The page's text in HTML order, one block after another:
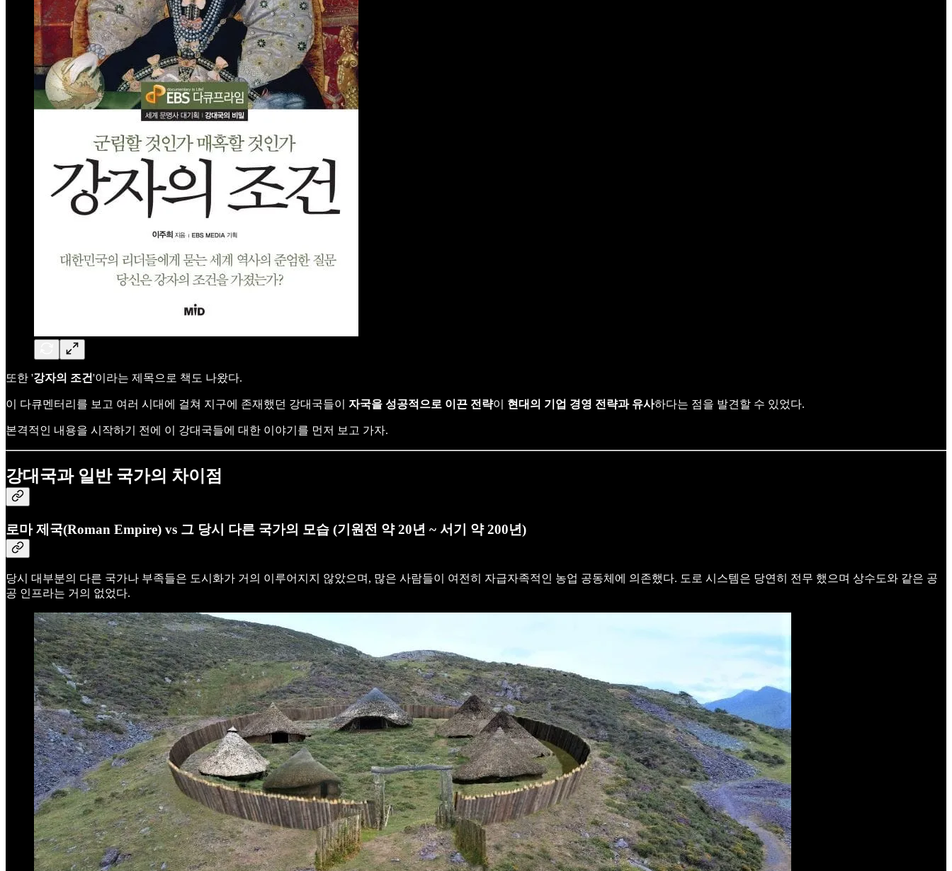
또한 '강자의 조건'이라는 제목으로 책도 나왔다.
이 다큐멘터리를 보고 여러 시대에 걸쳐 지구에 존재했던 강대국들이 자국을 성공적으로 이끈 전략이 현대의 기업 경영 전략과 유사하다는 점을 발견할 수 있었다.
본격적인 내용을 시작하기 전에 이 강대국들에 대한 이야기를 먼저 보고 가자.
강대국과 일반 국가의 차이점
로마 제국(Roman Empire) vs 그 당시 다른 국가의 모습 (기원전 약 20년 ~ 서기 약 200년)
당시 대부분의 다른 국가나 부족들은 도시화가 거의 이루어지지 않았으며, 많은 사람들이 여전히 자급자족적인 농업 공동체에 의존했다. 도로 시스템은 당연히 전무 했으며 상수도와 같은 공
공 인프라는 거의 없었다.